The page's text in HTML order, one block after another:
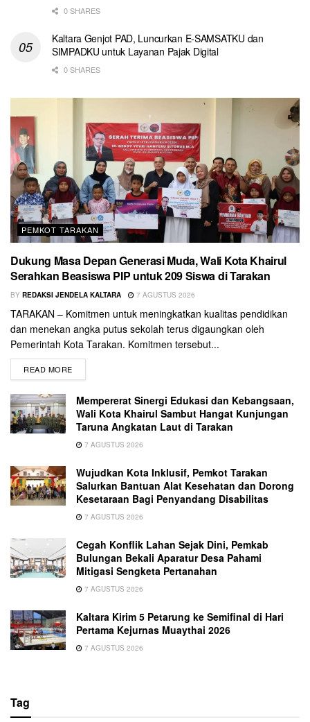
0 SHARES
Kaltara Genjot PAD, Luncurkan E-SAMSATKU dan
SIMPADKU untuk Layanan Pajak Digital
0 SHARES
PEMKOT TARAKAN
Dukung Masa Depan Generasi Muda, Wali Kota Khairul
Serahkan Beasiswa PIP untuk 209 Siswa di Tarakan
BY REDAKSI JENDELA KALTARA 7 AGUSTUS 2026
TARAKAN – Komitmen untuk meningkatkan kualitas pendidikan
dan menekan angka putus sekolah terus digaungkan oleh
Pemerintah Kota Tarakan. Komitmen tersebut...
READ MORE
Mempererat Sinergi Edukasi dan Kebangsaan,
Wali Kota Khairul Sambut Hangat Kunjungan
Taruna Angkatan Laut di Tarakan
7 AGUSTUS 2026
Wujudkan Kota Inklusif, Pemkot Tarakan
Salurkan Bantuan Alat Kesehatan dan Dorong
Kesetaraan Bagi Penyandang Disabilitas
7 AGUSTUS 2026
Cegah Konflik Lahan Sejak Dini, Pemkab
Bulungan Bekali Aparatur Desa Pahami
Mitigasi Sengketa Pertanahan
7 AGUSTUS 2026
Kaltara Kirim 5 Petarung ke Semifinal di Hari
Pertama Kejurnas Muaythai 2026
7 AGUSTUS 2026
Tag